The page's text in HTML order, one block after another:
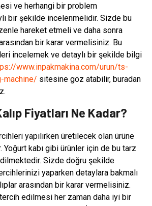
ve herhangi bir problem
bir şekilde incelenmelidir. Sizde bu
hareket etmeli ve daha sonra
bir karar vermelisiniz. Bu
incelemek ve detaylı bir şekilde bilgi
www.inpakmakina.com/urun/ts-
machine/ sitesine göz atabilir, buradan
Fiyatları Ne Kadar?
yapılırken üretilecek olan ürüne
Yoğurt kabı gibi ürünler için de bu tarz
Sizde doğru şekilde
yaparken detaylara bakmalı
arasından bir karar vermelisiniz.
edilmesi her zaman daha iyi bir